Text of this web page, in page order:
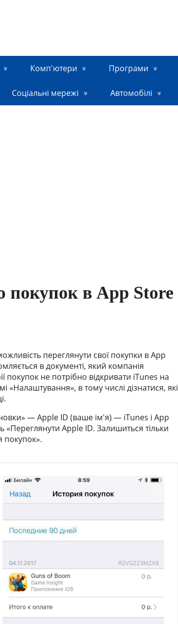
Комп'ютери Програми
Соціальні мережі Автомобілі
покупок в App Store
переглянути свої покупки в App
в документі, який компанія
покупок не потрібно відкривати iTunes на
в тому числі дізнатися, які
— Apple ID (ваше ім'я) — iTunes і App
«Переглянути Apple ID. Залишиться тільки
покупок».